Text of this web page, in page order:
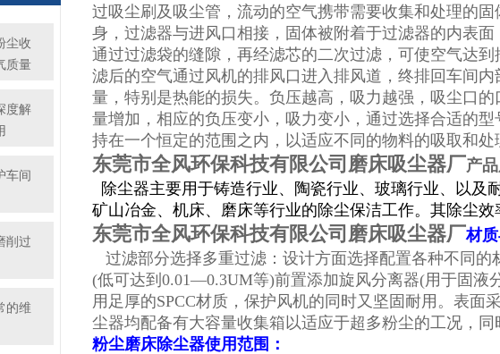
尘收
质量
度解
车间
削过
的维
过吸尘刷及吸尘管，流动的空气携带需要收集和处理的固
身，过滤器与进风口相接，固体被附着于过滤器的内表
通过过滤袋的缝隙，再经滤芯的二次过滤，可使空气达到
滤后的空气通过风机的排风口进入排风道，终排回车间内
量， 特别是热能的损失。负压越高，吸力越强，吸尘口
量增加，相应的负压变小，吸力变小，通过选择合适的型
持在一个恒定的范围之内，以适应不同的物料的吸取和处
东莞市全风环保科技有限公司磨床吸尘器厂产
除尘器主要用于铸造行业、陶瓷行业、玻璃行业、以及
矿山冶金、机床、磨床等行业的除尘保洁工作。其除尘效
东莞市全风环保科技有限公司磨床吸尘器厂材质
过滤部分选择多重过滤：设计方面选择配置各种不同
(低可达到0.01—0.3UM等)前置添加旋风分离器(用于固
用足厚的SPCC材质，保护风机的同时又坚固耐用。表
尘器均配备有大容量收集箱以适应于超多粉尘的工况，
粉尘磨床除尘器使用范围：